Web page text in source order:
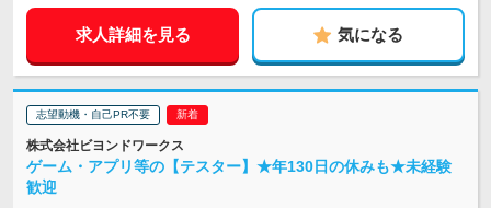
求人詳細を見る 気になる
志望動機・自己PR不要
株式会社ビヨンドワークス
ゲーム・アプリ等の【テスター】★年130日の休みも★未経験
歓迎